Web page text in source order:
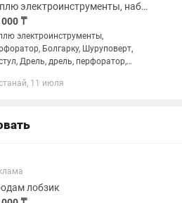
Куплю электроинструменты, набор инструментов ключей.
000 ₸
электроинструменты,
Болгарку, Шуруповерт,
Дрель, дрель, перфоратор,
гайковерт, отвертка,
11 июля
лобзик